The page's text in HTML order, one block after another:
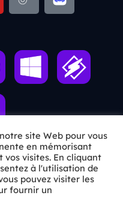
site Web pour vous
en mémorisant
visites. En cliquant
à l'utilisation de
pouvez visiter les
fournir un